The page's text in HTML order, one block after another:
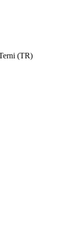
(TR)